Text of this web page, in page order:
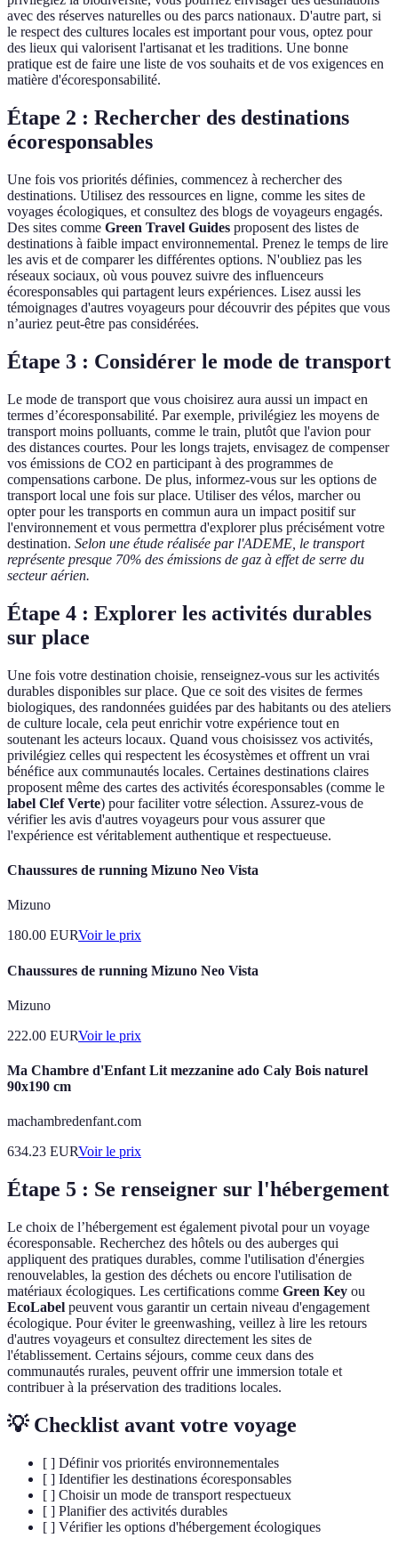
avec des réserves naturelles ou des parcs nationaux. D'autre part, si
le respect des cultures locales est important pour vous, optez pour
des lieux qui valorisent l'artisanat et les traditions. Une bonne
pratique est de faire une liste de vos souhaits et de vos exigences en
matière d'écoresponsabilité.
Étape 2 : Rechercher des destinations
écoresponsables
Une fois vos priorités définies, commencez à rechercher des
destinations. Utilisez des ressources en ligne, comme les sites de
voyages écologiques, et consultez des blogs de voyageurs engagés.
Des sites comme Green Travel Guides proposent des listes de
destinations à faible impact environnemental. Prenez le temps de lire
les avis et de comparer les différentes options. N'oubliez pas les
réseaux sociaux, où vous pouvez suivre des influenceurs
écoresponsables qui partagent leurs expériences. Lisez aussi les
témoignages d'autres voyageurs pour découvrir des pépites que vous
n’auriez peut-être pas considérées.
Étape 3 : Considérer le mode de transport
Le mode de transport que vous choisirez aura aussi un impact en
termes d’écoresponsabilité. Par exemple, privilégiez les moyens de
transport moins polluants, comme le train, plutôt que l'avion pour
des distances courtes. Pour les longs trajets, envisagez de compenser
vos émissions de CO2 en participant à des programmes de
compensations carbone. De plus, informez-vous sur les options de
transport local une fois sur place. Utiliser des vélos, marcher ou
opter pour les transports en commun aura un impact positif sur
l'environnement et vous permettra d'explorer plus précisément votre
destination. Selon une étude réalisée par l'ADEME, le transport
représente presque 70% des émissions de gaz à effet de serre du
secteur aérien.
Étape 4 : Explorer les activités durables
sur place
Une fois votre destination choisie, renseignez-vous sur les activités
durables disponibles sur place. Que ce soit des visites de fermes
biologiques, des randonnées guidées par des habitants ou des ateliers
de culture locale, cela peut enrichir votre expérience tout en
soutenant les acteurs locaux. Quand vous choisissez vos activités,
privilégiez celles qui respectent les écosystèmes et offrent un vrai
bénéfice aux communautés locales. Certaines destinations claires
proposent même des cartes des activités écoresponsables (comme le
label Clef Verte) pour faciliter votre sélection. Assurez-vous de
vérifier les avis d'autres voyageurs pour vous assurer que
l'expérience est véritablement authentique et respectueuse.
Chaussures de running Mizuno Neo Vista
Mizuno
180.00 EURVoir le prix
Chaussures de running Mizuno Neo Vista
Mizuno
222.00 EURVoir le prix
Ma Chambre d'Enfant Lit mezzanine ado Caly Bois naturel
90x190 cm
machambredenfant.com
634.23 EURVoir le prix
Étape 5 : Se renseigner sur l'hébergement
Le choix de l’hébergement est également pivotal pour un voyage
écoresponsable. Recherchez des hôtels ou des auberges qui
appliquent des pratiques durables, comme l'utilisation d'énergies
renouvelables, la gestion des déchets ou encore l'utilisation de
matériaux écologiques. Les certifications comme Green Key ou
EcoLabel peuvent vous garantir un certain niveau d'engagement
écologique. Pour éviter le greenwashing, veillez à lire les retours
d'autres voyageurs et consultez directement les sites de
l'établissement. Certains séjours, comme ceux dans des
communautés rurales, peuvent offrir une immersion totale et
contribuer à la préservation des traditions locales.
💡 Checklist avant votre voyage
[ ] Définir vos priorités environnementales
[ ] Identifier les destinations écoresponsables
[ ] Choisir un mode de transport respectueux
[ ] Planifier des activités durables
[ ] Vérifier les options d'hébergement écologiques